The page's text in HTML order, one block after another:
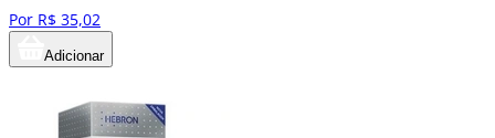
Por R$ 35,02
Adicionar